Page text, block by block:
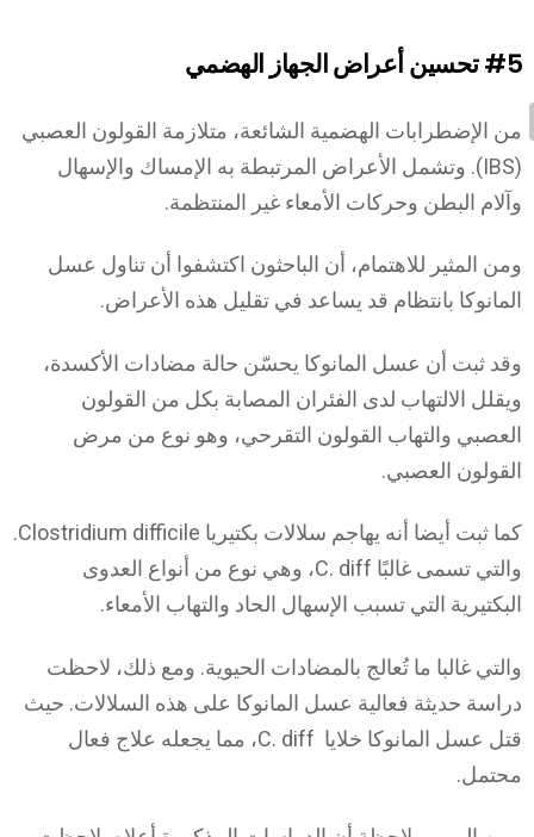
#5تحسين أعراض الجهاز الهضمي
من الإضطرابات الهضمية الشائعة، متلازمة القولون العصبي
(IBS). وتشمل الأعراض المرتبطة به الإمساك والإسهال
وآلام البطن وحركات الأمعاء غير المنتظمة.
ومن المثير للاهتمام، أن الباحثون اكتشفوا أن تناول عسل
المانوكا بانتظام قد يساعد في تقليل هذه الأعراض.
وقد ثبت أن عسل المانوكا يحسّن حالة مضادات الأكسدة،
ويقلل الالتهاب لدى الفئران المصابة بكل من القولون
العصبي والتهاب القولون التقرحي، وهو نوع من مرض
القولون العصبي.
كما ثبت أيضا أنه يهاجم سلالات بكتيريا Clostridium difficile.
والتي تسمى غالبًا C. diff، وهي نوع من أنواع العدوى
البكتيرية التي تسبب الإسهال الحاد والتهاب الأمعاء.
والتي غالبا ما تُعالج بالمضادات الحيوية. ومع ذلك، لاحظت
دراسة حديثة فعالية عسل المانوكا على هذه السلالات. حيث
قتل عسل المانوكا خلايا C. diff، مما يجعله علاج فعال
محتمل.